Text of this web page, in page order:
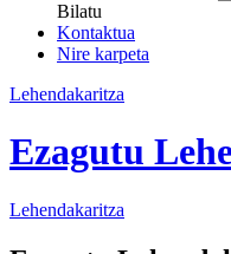
Bilatu
Kontaktua
Nire karpeta
Lehendakaritza
Ezagutu
Lehendakaritza